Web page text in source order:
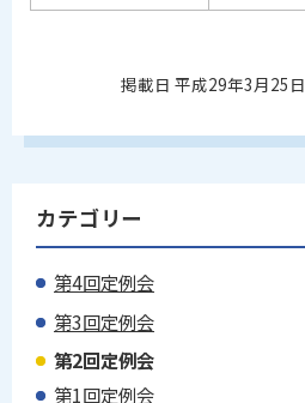
掲載日 平成29年3月25日
カテゴリー
第4回定例会
第3回定例会
第2回定例会
第1回定例会